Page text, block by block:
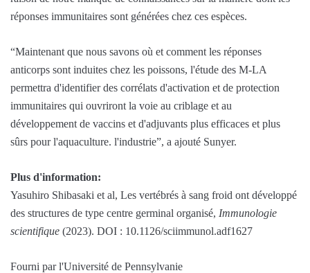
réponses immunitaires sont générées chez ces espèces.
“Maintenant que nous savons où et comment les réponses
anticorps sont induites chez les poissons, l'étude des M-LA
permettra d'identifier des corrélats d'activation et de protection
immunitaires qui ouvriront la voie au criblage et au
développement de vaccins et d'adjuvants plus efficaces et plus
sûrs pour l'aquaculture. l'industrie”, a ajouté Sunyer.
Plus d'information:
Yasuhiro Shibasaki et al, Les vertébrés à sang froid ont développé
des structures de type centre germinal organisé, Immunologie
scientifique (2023). DOI : 10.1126/sciimmunol.adf1627
Fourni par l'Université de Pennsylvanie